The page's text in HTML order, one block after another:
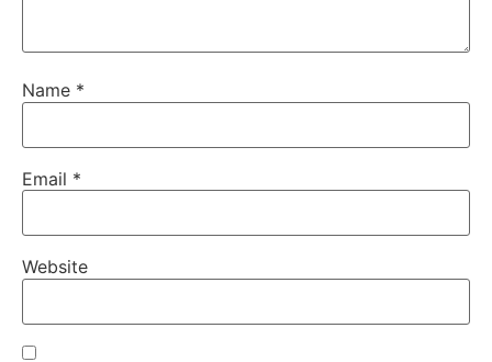
Name *
Email *
Website